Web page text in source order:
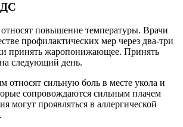
повышение температуры. Врачи
профилактических мер через два-три
принять жаропонижающее. Принять
следующий день.
относят сильную боль в месте укола и
сопровождаются сильным плачем
могут проявляться в аллергической